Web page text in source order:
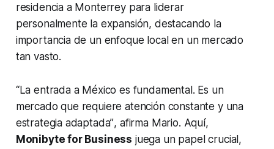
residencia a Monterrey para liderar
personalmente la expansión, destacando la
importancia de un enfoque local en un mercado
tan vasto.
“La entrada a México es fundamental. Es un
mercado que requiere atención constante y una
estrategia adaptada”, afirma Mario. Aquí,
Monibyte for Business juega un papel crucial,